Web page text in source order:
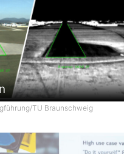
TU Braunschweig